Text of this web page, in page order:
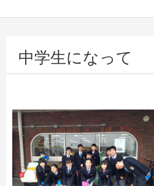
中学生になって